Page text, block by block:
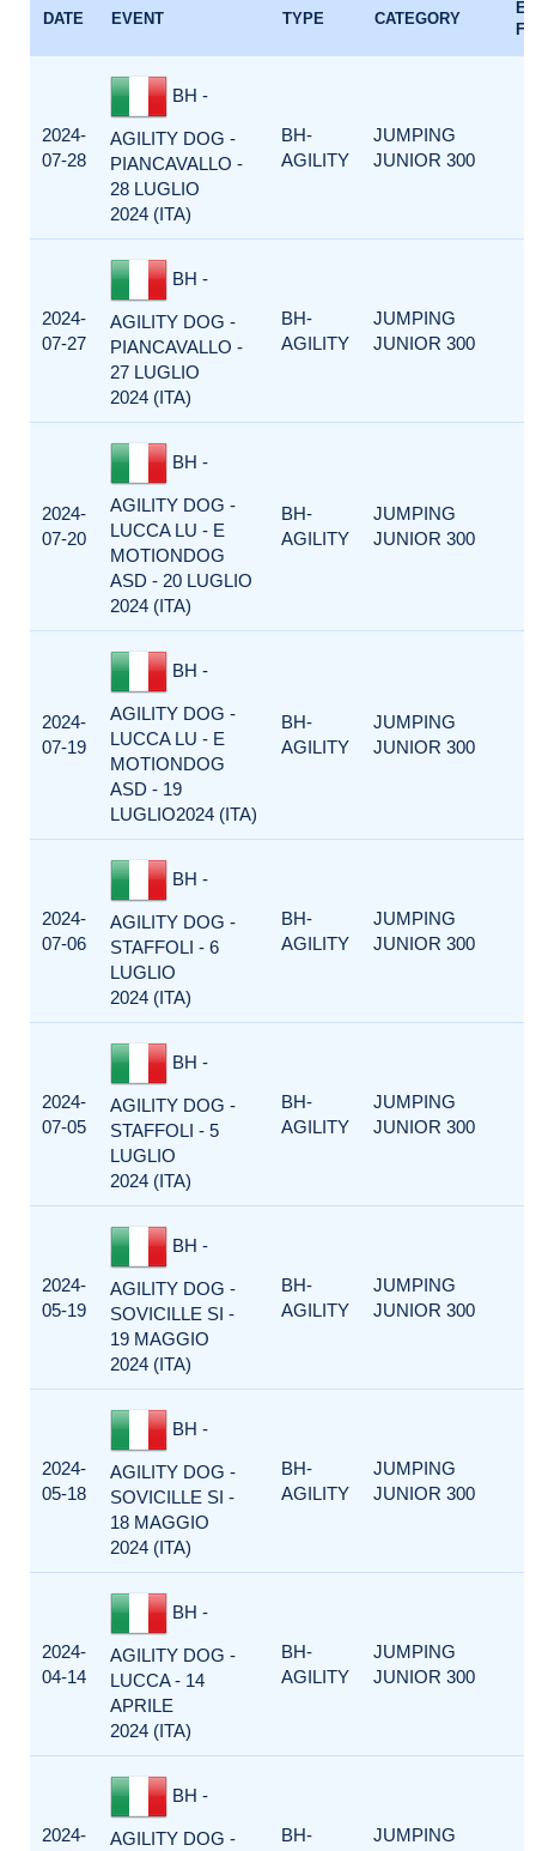
DATE EVENT TYPE CATEGORY
2024-
07-28
BH -
AGILITY DOG -
PIANCAVALLO -
28 LUGLIO
2024 (ITA)
BH-
AGILITY
JUMPING
JUNIOR 300
2024-
07-27
BH -
AGILITY DOG -
PIANCAVALLO -
27 LUGLIO
2024 (ITA)
BH-
AGILITY
JUMPING
JUNIOR 300
2024-
07-20
BH -
AGILITY DOG -
LUCCA LU - E
MOTIONDOG
ASD - 20 LUGLIO
2024 (ITA)
BH-
AGILITY
JUMPING
JUNIOR 300
2024-
07-19
BH -
AGILITY DOG -
LUCCA LU - E
MOTIONDOG
ASD - 19
LUGLIO2024 (ITA)
BH-
AGILITY
JUMPING
JUNIOR 300
2024-
07-06
BH -
AGILITY DOG -
STAFFOLI - 6
LUGLIO
2024 (ITA)
BH-
AGILITY
JUMPING
JUNIOR 300
2024-
07-05
BH -
AGILITY DOG -
STAFFOLI - 5
LUGLIO
2024 (ITA)
BH-
AGILITY
JUMPING
JUNIOR 300
2024-
05-19
BH -
AGILITY DOG -
SOVICILLE SI -
19 MAGGIO
2024 (ITA)
BH-
AGILITY
JUMPING
JUNIOR 300
2024-
05-18
BH -
AGILITY DOG -
SOVICILLE SI -
18 MAGGIO
2024 (ITA)
BH-
AGILITY
JUMPING
JUNIOR 300
2024-
04-14
BH -
AGILITY DOG -
LUCCA - 14
APRILE
2024 (ITA)
BH-
AGILITY
JUMPING
JUNIOR 300
2024-
BH -
AGILITY DOG -
BH-
JUMPING